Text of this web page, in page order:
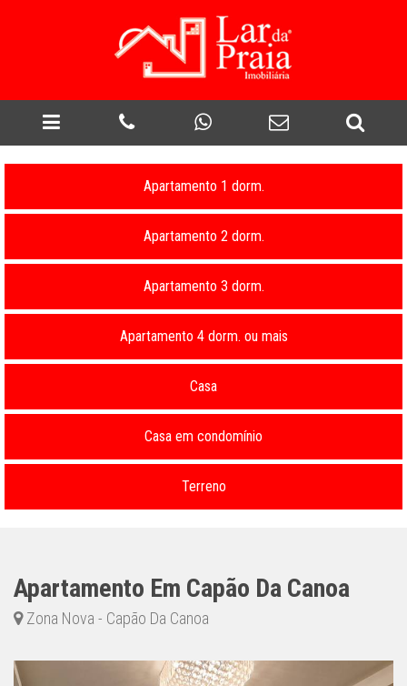
Apartamento 1 dorm.
Apartamento 2 dorm.
Apartamento 3 dorm.
Apartamento 4 dorm. ou mais
Casa
Casa em condomínio
Terreno
Apartamento Em Capão Da Canoa
Zona Nova - Capão Da Canoa